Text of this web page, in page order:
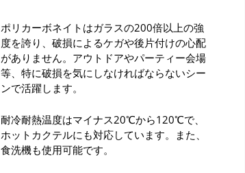
ポリカーボネイトはガラスの200倍以上の強
度を誇り、破損によるケガや後片付けの心配
がありません。アウトドアやパーティー会場
等、特に破損を気にしなければならないシー
ンで活躍します。
耐冷耐熱温度はマイナス20℃から120℃で、
ホットカクテルにも対応しています。また、
食洗機も使用可能です。